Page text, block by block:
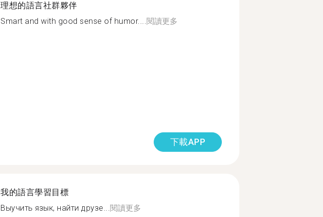
理想的語言社群夥伴
Smart and with good sense of humor....閱讀更多
下載APP
我的語言學習目標
Выучить язык, найти друзе...閱讀更多